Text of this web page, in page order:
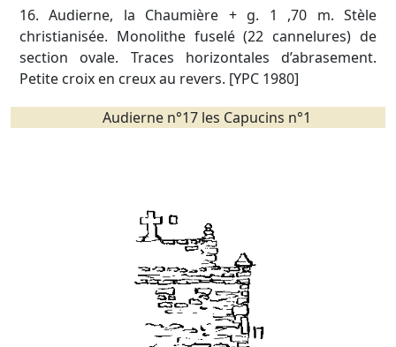
16. Audierne, la Chaumière + g. 1 ,70 m. Stèle
christianisée. Monolithe fuselé (22 cannelures) de
section ovale. Traces horizontales d’abrasement.
Petite croix en creux au revers. [YPC 1980]
Audierne n°17 les Capucins n°1